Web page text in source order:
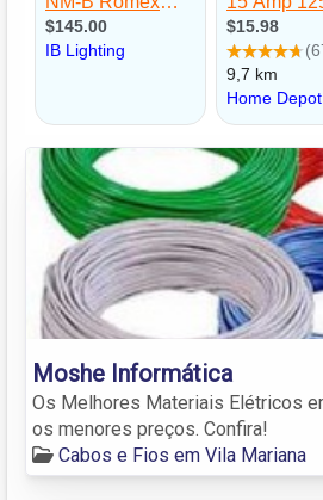
Moshe Informática
Os Melhores Materiais Elétricos
os menores preços. Confira!
Cabos e Fios em Vila Mariana